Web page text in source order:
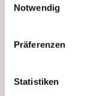
Wenn Sie auf
Sie der
Ihre Einwilligung
indem Sie die
unserer
Notwendig
Präferenzen
Statistiken
Betreiber der
Kantstraße 45a
(Ein
e.V.)